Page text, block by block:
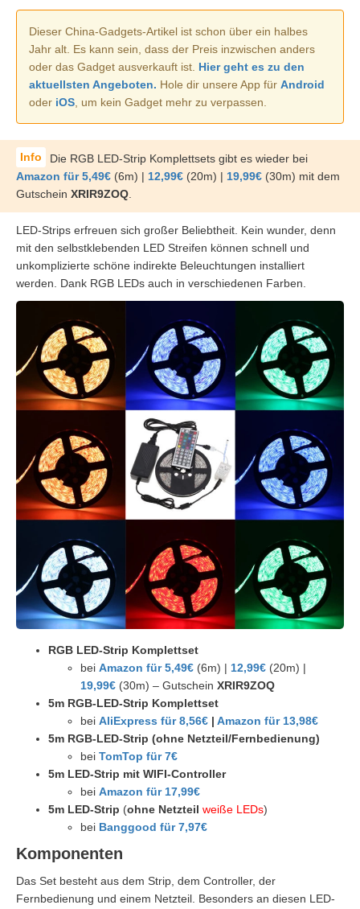
Dieser China-Gadgets-Artikel ist schon über ein halbes
Jahr alt. Es kann sein, dass der Preis inzwischen anders
oder das Gadget ausverkauft ist. Hier geht es zu den
aktuellsten Angeboten. Hole dir unsere App für Android
oder iOS , um kein Gadget mehr zu verpassen.
Die RGB LED-Strip Komplettsets gibt es wieder bei
Amazon für 5,49€ (6m) | 12,99€ (20m) | 19,99€ (30m) mit dem
Gutschein XRIR9ZOQ
LED-Strips erfreuen sich großer Beliebtheit. Kein wunder, denn
mit den selbstklebenden LED Streifen können schnell und
unkomplizierte schöne indirekte Beleuchtungen installiert
werden. Dank RGB LEDs auch in verschiedenen Farben.
RGB LED-Strip Komplettset
bei Amazon für 5,49€ (6m) | 12,99€ (20m) |
19,99€ (30m) – Gutschein XRIR9ZOQ
5m RGB-LED-Strip Komplettset
bei AliExpress für 8,56€ | Amazon für 13,98€
5m RGB-LED-Strip (ohne Netzteil/Fernbedienung)
bei TomTop für 7€
5m LED-Strip mit WIFI-Controller
bei Amazon für 17,99€
5m LED-Strip (ohne Netzteil weiße LEDs)
bei Banggood für 7,97€
Komponenten
Das Set besteht aus dem Strip, dem Controller, der
Fernbedienung und einem Netzteil. Besonders an diesen LED-